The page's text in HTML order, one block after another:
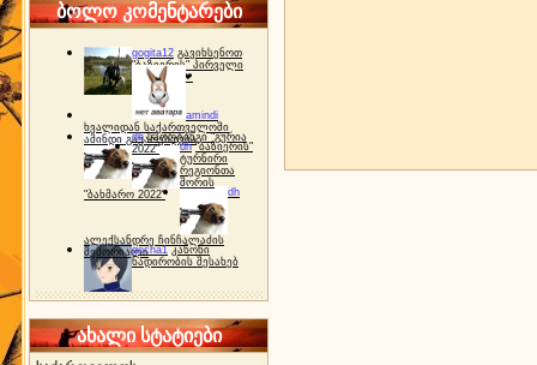
ბოლო კომენტარები
gogita12 გავიხსენოთ
"ბაზიერის" პირველი
ტურნირი ❤
amindi
ხვალიდან საქართველოში
ამინდი გაუარესდება
dh სპორტინგი "გურია
2022"
dh "ბაზიერის"
ტურნირი
რეგიონთა
შორის
"ბახმარო 2022"
dh
ალექსანდრე ჩინჩალაძის
მემორიალიgocha1 კანონი
ნადირობის შესახებ
ახალი სტატიები